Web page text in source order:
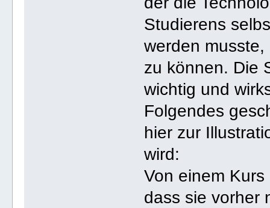
Studierens
werden
zu können. Die
wichtig und
Folgendes
hier zur
wird:
Von einem
dass sie vorher